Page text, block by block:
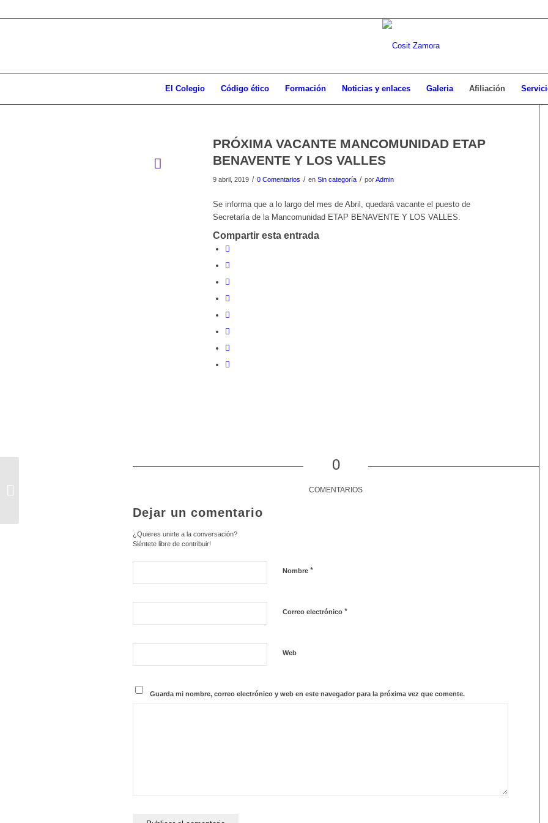
El Colegio Código ético Formación Noticias y enlaces Galeria Afiliación
PRÓXIMA VACANTE MANCOMUNIDAD ETAP
BENAVENTE Y LOS VALLES
9 abril, 2019 / 0 Comentarios / en Sin categoría / porAdmin
Se informa que a lo largo del mes de Abril, quedará vacante el puesto de
Secretaría de la Mancomunidad ETAP BENAVENTE Y LOS VALLES.
Compartir esta entrada
0
COMENTARIOS
Dejar un comentario
¿Quieres unirte a la conversación?
Siéntete libre de contribuir!
Nombre *
Correo electrónico *
Web
Guarda mi nombre, correo electrónico y web en este navegador para la próxima vez que comente.